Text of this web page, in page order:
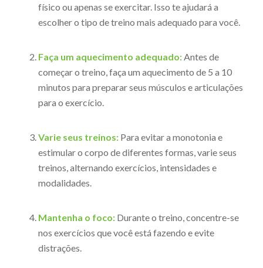
físico ou apenas se exercitar. Isso te ajudará a
escolher o tipo de treino mais adequado para você.
Faça um aquecimento adequado:Antes de
começar o treino, faça um aquecimento de 5 a 10
minutos para preparar seus músculos e articulações
para o exercício.
Varie seus treinos:Para evitar a monotonia e
estimular o corpo de diferentes formas, varie seus
treinos, alternando exercícios, intensidades e
modalidades.
Mantenha o foco:Durante o treino, concentre-se
nos exercícios que você está fazendo e evite
distrações.